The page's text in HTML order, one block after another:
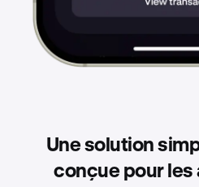
Une solution
conçue pour les